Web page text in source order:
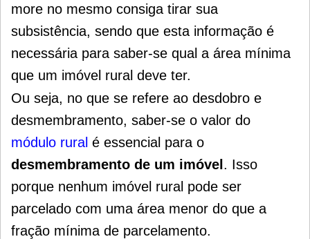
more no mesmo consiga tirar sua
subsistência, sendo que esta informação é
necessária para saber-se qual a área mínima
que um imóvel rural deve ter.
Ou seja, no que se refere ao desdobro e
desmembramento, saber-se o valor do
módulo rural é essencial para o
desmembramento de um imóvel. Isso
porque nenhum imóvel rural pode ser
parcelado com uma área menor do que a
fração mínima de parcelamento.